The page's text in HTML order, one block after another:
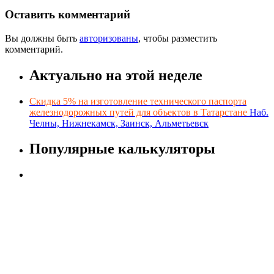
Оставить комментарий
Вы должны быть авторизованы, чтобы разместить
комментарий.
Актуально на этой неделе
Скидка 5% на изготовление технического паспорта
железнодорожных путей для объектов в Татарстане Наб.
Челны, Нижнекамск, Заинск, Альметьевск
Популярные калькуляторы